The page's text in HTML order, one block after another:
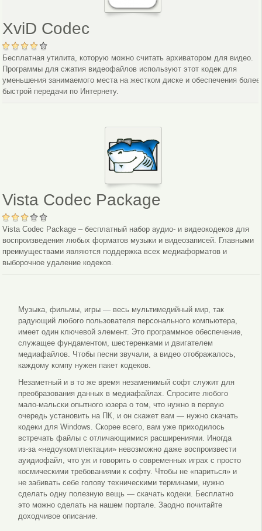
XviD Codec
Бесплатная утилита, которую можно считать архиватором для видео.
Программы для сжатия видеофайлов используют этот кодек для
уменьшения занимаемого места на жестком диске и обеспечения более
быстрой передачи по Интернету.
Vista Codec Package
Vista Codec Package – бесплатный набор аудио- и видеокодеков для
воспроизведения любых форматов музыки и видеозаписей. Главными
преимуществами являются поддержка всех медиаформатов и
выборочное удаление кодеков.
Музыка, фильмы, игры — весь мультимедийный мир, так
радующий любого пользователя персонального компьютера,
имеет один ключевой элемент. Это программное обеспечение,
служащее фундаментом, шестеренками и двигателем
медиафайлов. Чтобы песни звучали, а видео отображалось,
каждому компу нужен пакет кодеков.
Незаметный и в то же время незаменимый софт служит для
преобразования данных в медиафайлах. Спросите любого
мало-мальски опытного юзера о том, что нужно в первую
очередь установить на ПК, и он скажет вам — нужно скачать
кодеки для Windows. Скорее всего, вам уже приходилось
встречать файлы с отличающимися расширениями. Иногда
из-за «недоукомплектации» невозможно даже воспроизвести
ауидиофайл, что уж и говорить о современных играх с просто
космическими требованиями к софту. Чтобы не «париться» и
не забивать себе голову техническими терминами, нужно
сделать одну полезную вещь — скачать кодеки. Бесплатно
это можно сделать на нашем портале. Заодно почитайте
доходчивое описание.